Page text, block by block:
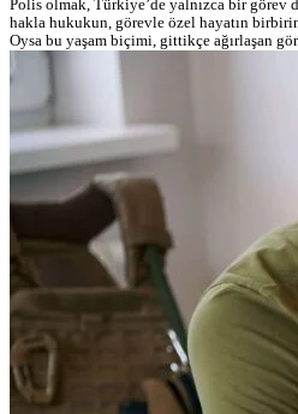
Polis olmak, Türkiye’de yalnızca bir görev
hakla hukukun, görevle özel hayatın
Oysa bu yaşam biçimi, gittikçe ağırlaşan